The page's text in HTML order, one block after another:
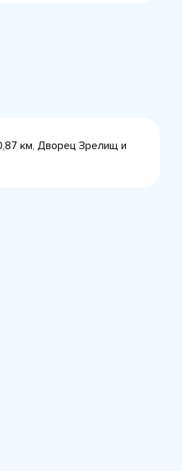
км, Дворец Зрелищ и